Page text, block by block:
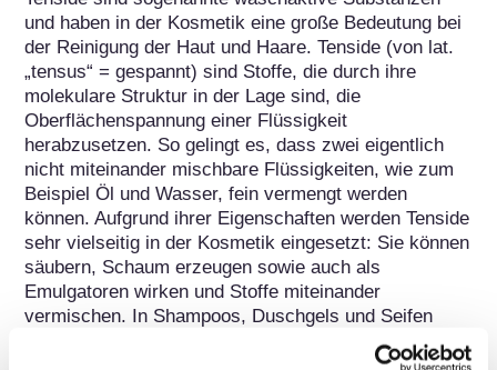
und haben in der Kosmetik eine große Bedeutung bei
der Reinigung der Haut und Haare. Tenside (von lat.
„tensus“ = gespannt) sind Stoffe, die durch ihre
molekulare Struktur in der Lage sind, die
Oberflächenspannung einer Flüssigkeit
herabzusetzen. So gelingt es, dass zwei eigentlich
nicht miteinander mischbare Flüssigkeiten, wie zum
Beispiel Öl und Wasser, fein vermengt werden
können. Aufgrund ihrer Eigenschaften werden Tenside
sehr vielseitig in der Kosmetik eingesetzt: Sie können
säubern, Schaum erzeugen sowie auch als
Emulgatoren wirken und Stoffe miteinander
vermischen. In Shampoos, Duschgels und Seifen
werden Tenside beispielsweise verwendet, um Fett-
und Schmutzpartikel mit Wasser vom Körper